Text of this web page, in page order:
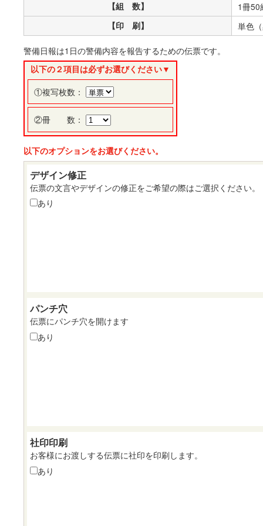
【組 数】 1冊50
【印 刷】 単色
警備日報は1日の警備内容を報告するための伝票です。
以下の２項目は必ずお選びください▼
①複写枚数：
②冊 数：
以下のオプションをお選びください。
デザイン修正
伝票の文言やデザインの修正をご希望の際はご選択ください。
あり
パンチ穴
伝票にパンチ穴を開けます
あり
社印印刷
お客様にお渡しする伝票に社印を印刷します。
あり